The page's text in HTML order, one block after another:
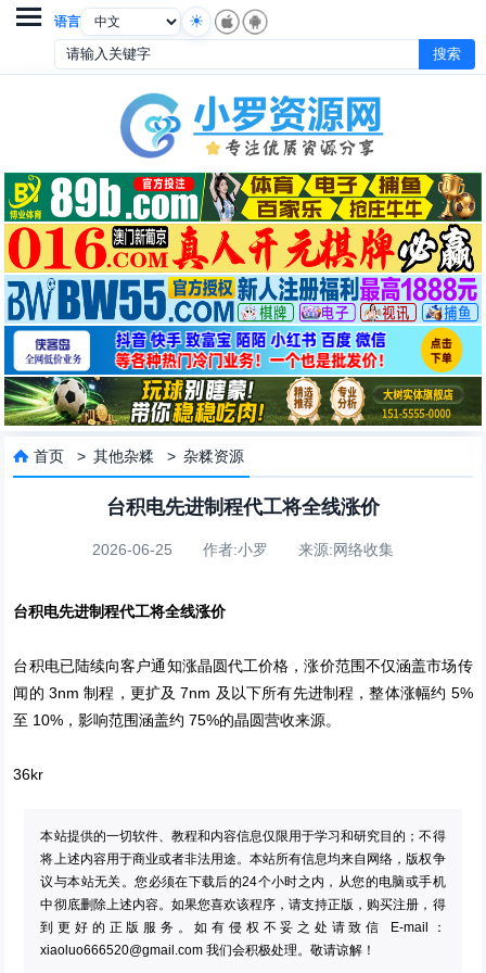
语言

 首页 >其他杂糅 >杂糅资源
台积电先进制程代工将全线涨价
2026-06-25 作者:小罗 来源:网络收集
台积电先进制程代工将全线涨价
台积电已陆续向客户通知涨晶圆代工价格，涨价范围不仅涵盖市场传
闻的 3nm 制程，更扩及 7nm 及以下所有先进制程，整体涨幅约 5%
至 10%，影响范围涵盖约 75%的晶圆营收来源。
36kr
本站提供的一切软件、教程和内容信息仅限用于学习和研究目的；不得
将上述内容用于商业或者非法用途。本站所有信息均来自网络，版权争
议与本站无关。您必须在下载后的24个小时之内，从您的电脑或手机
中彻底删除上述内容。如果您喜欢该程序，请支持正版，购买注册，得
到更好的正版服务。如有侵权不妥之处请致信 E-mail：
xiaoluo666520@gmail.com 我们会积极处理。敬请谅解！